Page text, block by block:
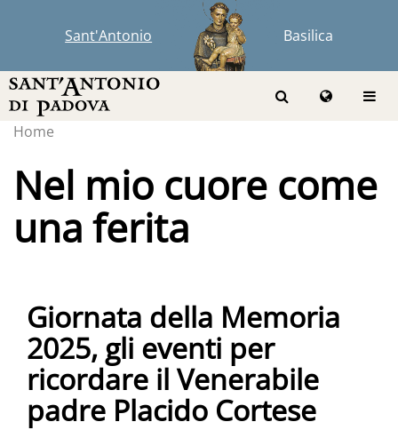
Sant'Antonio Basilica
Home
Nel mio cuore come
una ferita
Giornata della Memoria
2025, gli eventi per
ricordare il Venerabile
padre Placido Cortese